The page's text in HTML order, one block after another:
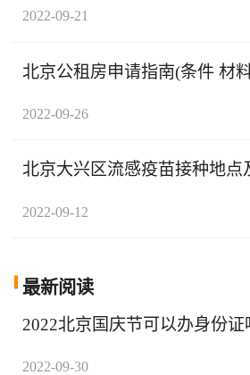
2022-09-21
北京公租房申请指南(条件 材
2022-09-26
北京大兴区流感疫苗接种地点
2022-09-12
最新阅读
2022北京国庆节可以办身份证
2022-09-30